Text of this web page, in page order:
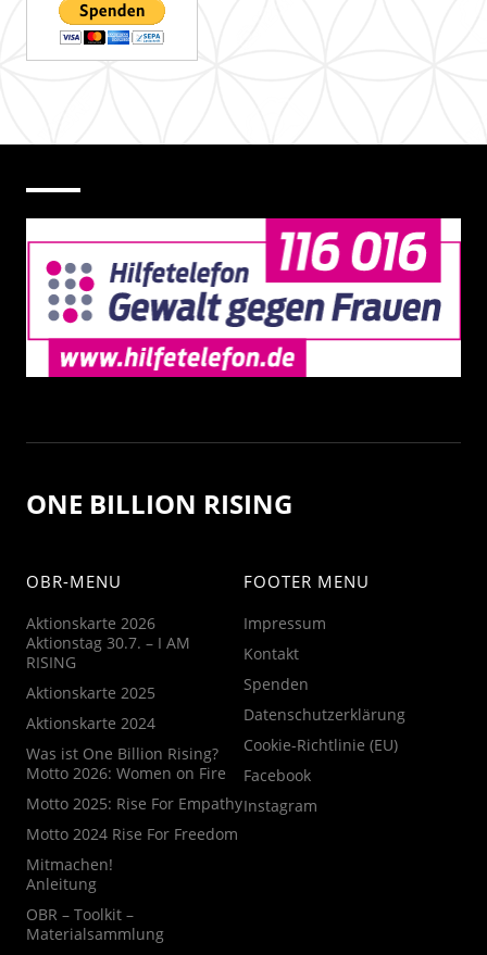
ONE BILLION RISING
OBR-MENU
Aktionskarte 2026
Aktionstag 30.7. – I AM
RISING
Aktionskarte 2025
Aktionskarte 2024
Was ist One Billion Rising?
Motto 2026: Women on Fire
Motto 2025: Rise For Empathy
Motto 2024 Rise For Freedom
Mitmachen!
Anleitung
OBR – Toolkit –
Materialsammlung
FOOTER MENU
Impressum
Kontakt
Spenden
Datenschutzerklärung
Cookie-Richtlinie (EU)
Facebook
Instagram